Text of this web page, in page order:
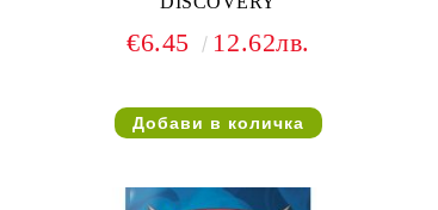
€6.45 12.62лв.